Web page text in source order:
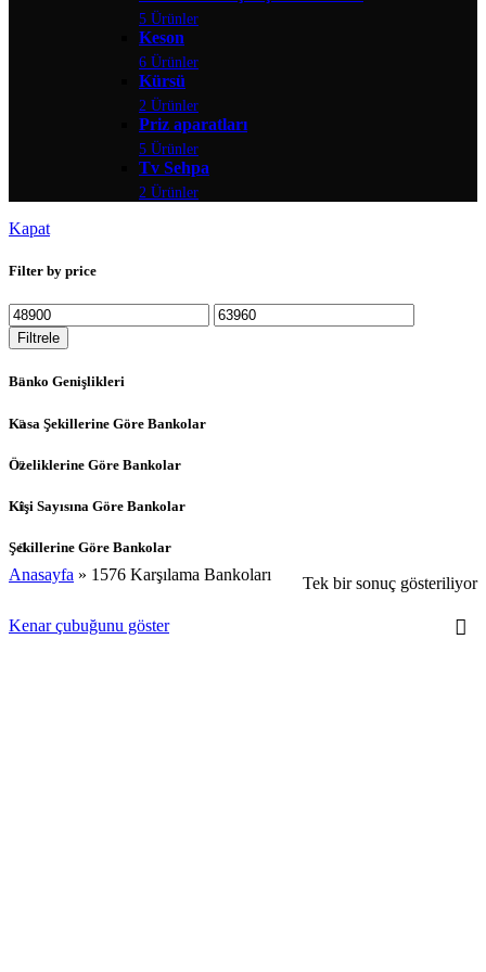
5 Ürünler
Keson
6 Ürünler
Kürsü
2 Ürünler
Priz aparatları
5 Ürünler
Tv Sehpa
2 Ürünler
Kapat
Filter by price
En
düşük
fiyat
En
yüksek
Filtrele
Banko Genişlikleri
Kasa Şekillerine Göre Bankolar
Özeliklerine Göre Bankolar
Kişi Sayısına Göre Bankolar
Şekillerine Göre Bankolar
Anasayfa » 1576 Karşılama Bankoları Tek bir sonuç gösteriliyor
Kenar çubuğunu göster